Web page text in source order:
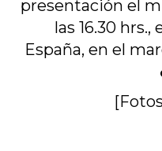
presentación el
las 16.30
España, en el